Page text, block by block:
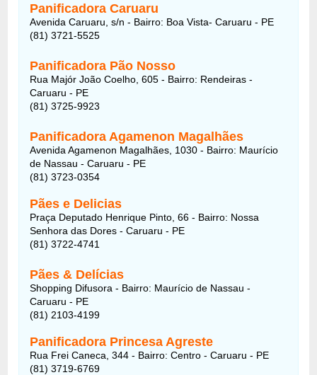
Panificadora Caruaru
Avenida Caruaru, s/n - Bairro: Boa Vista- Caruaru - PE
(81) 3721-5525
Panificadora Pão Nosso
Rua Majór João Coelho, 605 - Bairro: Rendeiras -
Caruaru - PE
(81) 3725-9923
Panificadora Agamenon Magalhães
Avenida Agamenon Magalhães, 1030 - Bairro: Maurício
de Nassau - Caruaru - PE
(81) 3723-0354
Pães e Delicias
Praça Deputado Henrique Pinto, 66 - Bairro: Nossa
Senhora das Dores - Caruaru - PE
(81) 3722-4741
Pães & Delícias
Shopping Difusora - Bairro: Maurício de Nassau -
Caruaru - PE
(81) 2103-4199
Panificadora Princesa Agreste
Rua Frei Caneca, 344 - Bairro: Centro - Caruaru - PE
(81) 3719-6769